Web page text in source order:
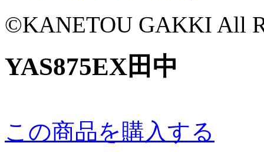
©KANETOU GAKKI All
YAS875EX田中
この商品を購入する